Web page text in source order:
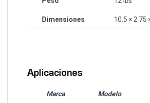
Dimensiones 10.5 × 2.75
Aplicaciones
Marca Modelo